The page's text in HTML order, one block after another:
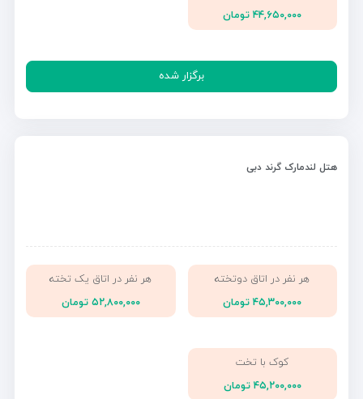
۴۴,۶۵۰,۰۰۰ تومان
برگزار شده
هتل لندمارک گرند دبی
هر نفر در اتاق دوتخته
۴۵,۳۰۰,۰۰۰ تومان
هر نفر در اتاق یک تخته
۵۲,۸۰۰,۰۰۰ تومان
کوک با تخت
۴۵,۲۰۰,۰۰۰ تومان